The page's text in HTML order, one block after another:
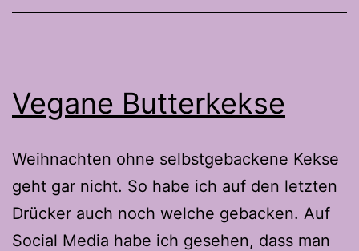
Vegane Butterkekse
Weihnachten ohne selbstgebackene Kekse
geht gar nicht. So habe ich auf den letzten
Drücker auch noch welche gebacken. Auf
Social Media habe ich gesehen, dass man